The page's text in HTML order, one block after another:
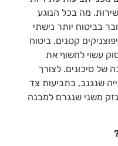
מה בכל הנוגע
בביטוח יותר נישתי
קטנים. ביטוח
עשוי לחשוף את
של סיכונים. לצורך
שנגנב, בתביעות צד
משני שנגרם למבנה